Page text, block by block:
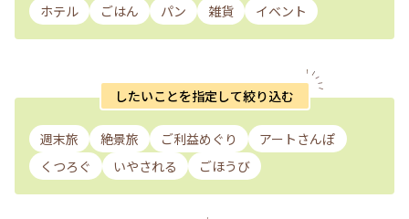
ホテル
ごはん パン 雑貨 イベント
したいことを指定して絞り込む
週末旅 絶景旅 ご利益めぐり
アートさんぽ
くつろぐ
いやされる ごほうび